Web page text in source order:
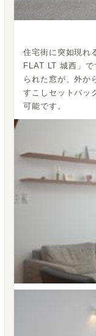
住宅街に突如現れ
FLAT LT 城西」
られた窓が、外か
すこしセットバッ
可能です。